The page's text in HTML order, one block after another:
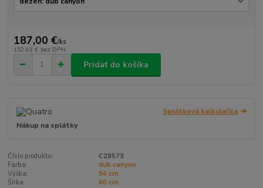
187,00 €/ks
152,03 € bez DPH
Pridať do košíka
Splátková kalkulačka
Nákup na splátky
Číslo produktu:
C29573
Farba:
dub canyon
Výška:
94 cm
Šírka:
60 cm